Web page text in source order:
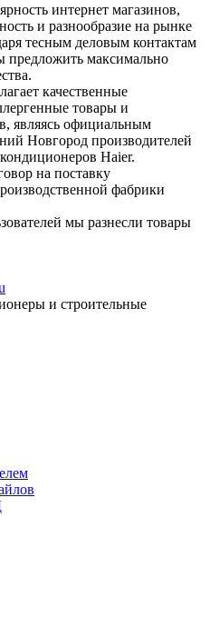
интернет магазинов,
и разнообразие на рынке
тесным деловым контактам
предложить максимально
качественные
товары и
являясь официальным
Новгород производителей
Haier.
на поставку
фабрики
мы разнесли товары
и строительные